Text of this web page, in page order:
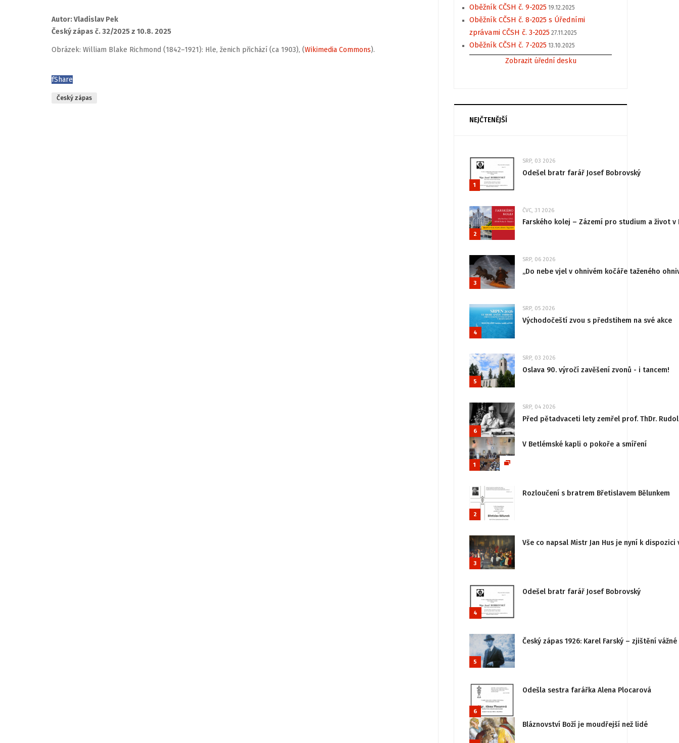
Autor: Vladislav Pek
Český zápas č. 32/2025 z 10.8. 2025
Obrázek: William Blake Richmond (1842–1921): Hle, ženich přichází (ca 1903), (Wikimedia Commons).
fShare
Český zápas
Oběžník CČSH č. 9-2025 19.12.2025
Oběžník CČSH č. 8-2025 s Úředními
zprávami CČSH č. 3-2025 27.11.2025
Oběžník CČSH č. 7-2025 13.10.2025
Zobrazit úřední desku
NEJČTENĚJŠÍ
1
SRP, 03 2026
Odešel bratr farář Josef Bobrovský
2
ČVC, 31 2026
Farského kolej – Zázemí pro studium a život v
3
SRP, 06 2026
„Do nebe vjel v ohnivém kočáře taženého
4
SRP, 05 2026
Východočeští zvou s předstihem na své akce
5
SRP, 03 2026
Oslava 90. výročí zavěšení zvonů - i tancem!
6
SRP, 04 2026
Před pětadvaceti lety zemřel prof. ThDr.
1
V Betlémské kapli o pokoře a smíření
2
Rozloučení s bratrem Břetislavem Bělunkem
3
Vše co napsal Mistr Jan Hus je nyní k
4
Odešel bratr farář Josef Bobrovský
5
Český zápas 1926: Karel Farský – zjištění
6
Odešla sestra farářka Alena Plocarová
Bláznovství Boží je moudřejší než lidé